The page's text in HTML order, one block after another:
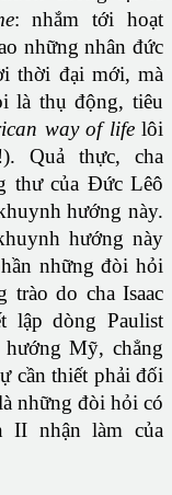
: nhắm tới hoạt
những nhân đức
thời đại mới, mà
là thụ động, tiêu
way of lifelôi
!). Quả thực, cha
thư của Đức Lêô
hướng này.
hướng này
những đòi hỏi
trào do cha Isaac
lập dòng Paulist
Mỹ, chẳng
cần thiết phải đối
những đòi hỏi có
II nhận làm của